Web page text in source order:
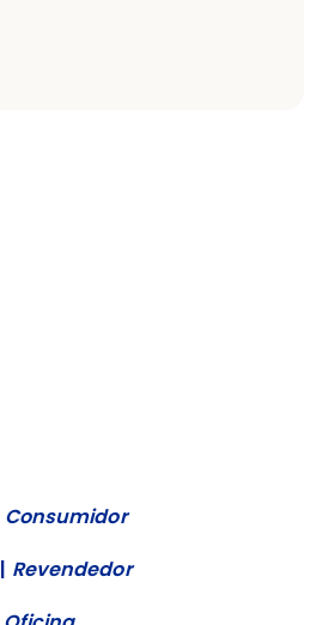
Consumidor
| Revendedor